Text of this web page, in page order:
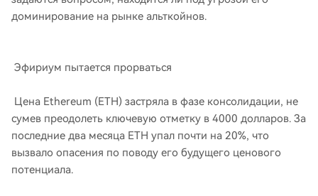
доминирование на рынке альткойнов.
Эфириум пытается прорваться
Цена Ethereum (ETH) застряла в фазе консолидации, не
сумев преодолеть ключевую отметку в 4000 долларов. За
последние два месяца ETH упал почти на 20%, что
вызвало опасения по поводу его будущего ценового
потенциала.